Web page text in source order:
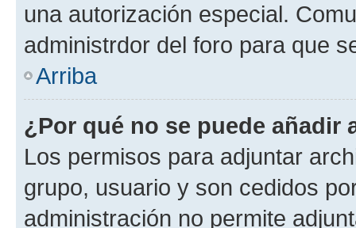
una autorización especial.
administrdor del foro para que
Arriba
¿Por qué no se puede añadir
Los permisos para adjuntar
grupo, usuario y son cedidos
administración no permite